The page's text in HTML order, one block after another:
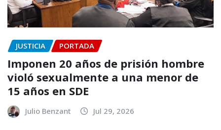
JUSTICIA PORTADA
Imponen 20 años de prisión hombre
violó sexualmente a una menor de
15 años en SDE
Julio Benzant Jul 29, 2026